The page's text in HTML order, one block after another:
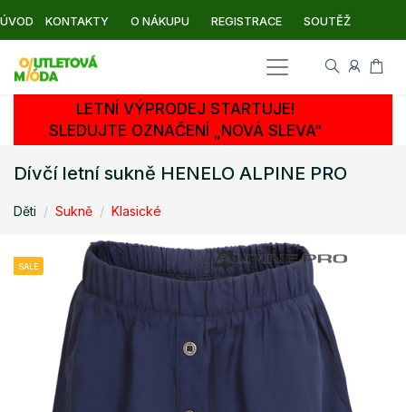
ÚVOD KONTAKTY O NÁKUPU REGISTRACE SOUTĚŽ
LETNÍ VÝPRODEJ STARTUJE!
SLEDUJTE OZNAČENÍ „NOVÁ SLEVA“
Dívčí letní sukně HENELO ALPINE PRO
Děti Sukně Klasické
SALE